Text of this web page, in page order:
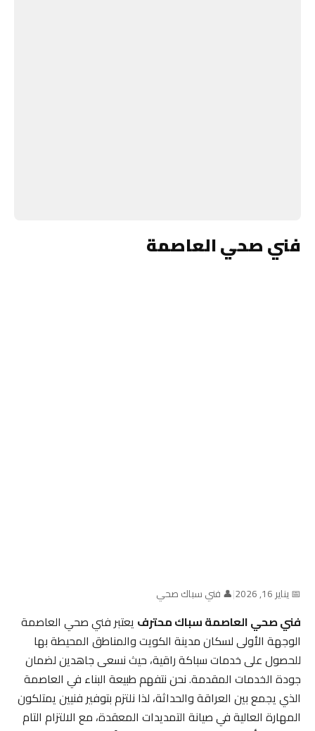
فني صحي العاصمة
📅 يناير 16, 2026 |👤 فني سباك صحي
فني صحي العاصمة سباك محترفيعتبر فني صحي العاصمة
الوجهة الأولى لسكان مدينة الكويت والمناطق المحيطة بها
للحصول على خدمات سباكة راقية، حيث نسعى جاهدين لضمان
جودة الخدمات المقدمة. نحن نتفهم طبيعة البناء في العاصمة
الذي يجمع بين العراقة والحداثة، لذا نلتزم بتوفير فنيين يمتلكون
المهارة العالية في صيانة التمديدات المعقدة، مع الالتزام التام